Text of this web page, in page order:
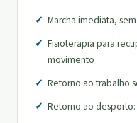
Marcha imediata,
Fisioterapia para
movimento
Retorno ao trabalho
Retorno ao desporto: